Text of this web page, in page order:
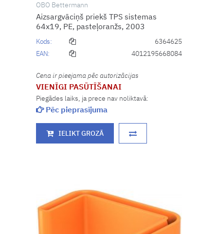
OBO Bettermann
Aizsargvāciņš priekš TPS sistemas
64x19, PE, pasteļoranžs, 2003
Kods:
6364625
EAN:
4012195668084
Cena ir pieejama pēc autorizācijas
VIENĪGI PASŪTĪŠANAI
Piegādes laiks, ja prece nav noliktavā:
Pēc pieprasījuma
IELIKT GROZĀ